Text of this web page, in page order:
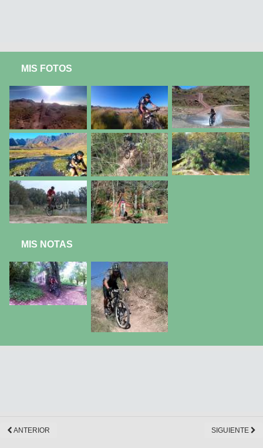
MIS FOTOS
MIS NOTAS
ANTERIOR SIGUIENTE